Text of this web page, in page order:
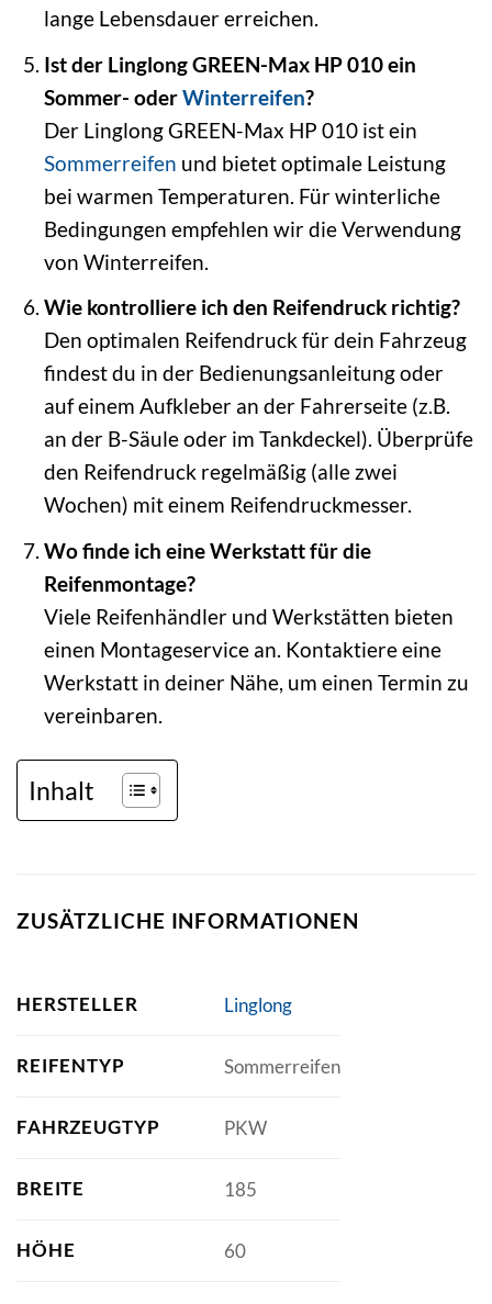
lange Lebensdauer erreichen.
Ist der Linglong GREEN-Max HP 010 ein
Sommer- oderWinterreifen?
Der Linglong GREEN-Max HP 010 ist ein
Sommerreifen und bietet optimale Leistung
bei warmen Temperaturen. Für winterliche
Bedingungen empfehlen wir die Verwendung
von Winterreifen.
Wie kontrolliere ich den Reifendruck richtig?
Den optimalen Reifendruck für dein Fahrzeug
findest du in der Bedienungsanleitung oder
auf einem Aufkleber an der Fahrerseite (z.B.
an der B-Säule oder im Tankdeckel). Überprüfe
den Reifendruck regelmäßig (alle zwei
Wochen) mit einem Reifendruckmesser.
Wo finde ich eine Werkstatt für die
Reifenmontage?
Viele Reifenhändler und Werkstätten bieten
einen Montageservice an. Kontaktiere eine
Werkstatt in deiner Nähe, um einen Termin zu
vereinbaren.
Inhalt
ZUSÄTZLICHE INFORMATIONEN
HERSTELLER Linglong
REIFENTYP Sommerreifen
FAHRZEUGTYP PKW
BREITE 185
HÖHE 60